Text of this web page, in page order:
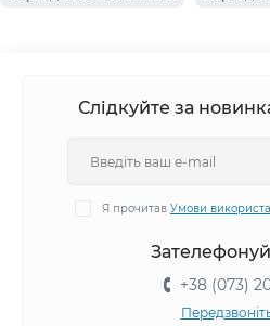
Корм для котів Brit Care
Корм
Слідкуйте за
Я прочитав Умови
+38 (073)